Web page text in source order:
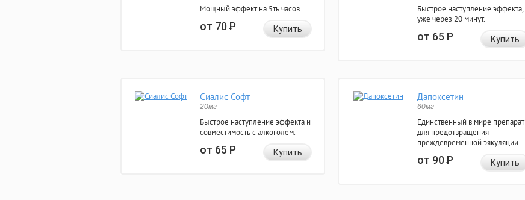
Мощный эффект на 5ть часов.
от 70Р Купить
Быстрое наступление эффекта,
уже через 20 минут.
от 65Р Купить
Сиалис Софт
20мг
Быстрое наступление эффекта и
совместимость с алкоголем.
от 65Р Купить
Дапоксетин
60мг
Единственный в мире препарат
для предотвращения
преждевременной эякуляции.
от 90Р Купить